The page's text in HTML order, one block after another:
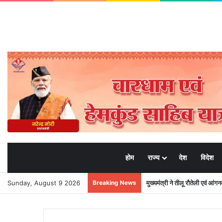
होम राज्य देश विदेश
Sunday, August 9 2026 Breaking News मुख्यमंत्री ने तीलू रौतेली एवं